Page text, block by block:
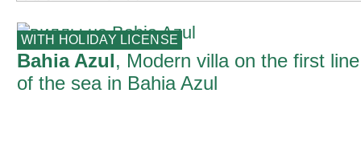
WITH HOLIDAY LICENSE
Bahia Azul, Modern villa on the first line
of the sea in Bahia Azul